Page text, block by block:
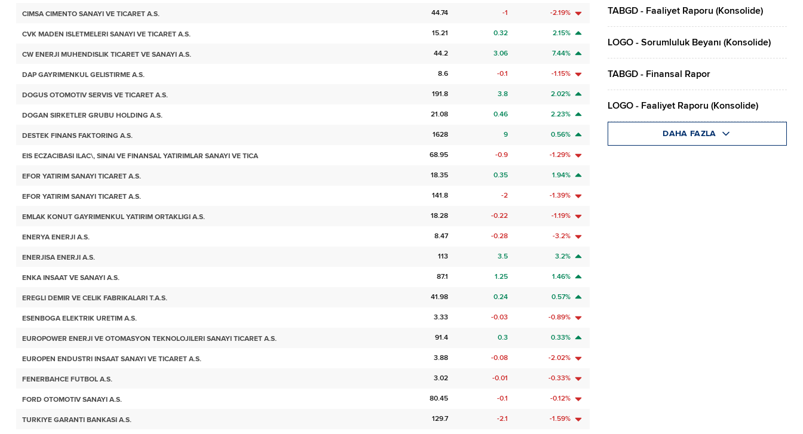
CIMSA CIMENTO SANAYI VE TICARET A.S. 44.74 -1 -2.19%
CVK MADEN ISLETMELERI SANAYI VE TICARET A.S. 15.21 0.32 2.15%
CW ENERJI MUHENDISLIK TICARET VE SANAYI A.S. 44.2 3.06 7.44%
DAP GAYRIMENKUL GELISTIRME A.S. 8.6 -0.1 -1.15%
DOGUS OTOMOTIV SERVIS VE TICARET A.S. 191.8 3.8 2.02%
DOGAN SIRKETLER GRUBU HOLDING A.S. 21.08 0.46 2.23%
DESTEK FINANS FAKTORING A.S. 1628 9 0.56%
EIS ECZACIBASI ILAC\, SINAI VE FINANSAL YATIRIMLAR SANAYI VE TICA 68.95 -0.9 -1.29%
EFOR YATIRIM SANAYI TICARET A.S. 18.35 0.35 1.94%
EFOR YATIRIM SANAYI TICARET A.S. 141.8 -2 -1.39%
EMLAK KONUT GAYRIMENKUL YATIRIM ORTAKLIGI A.S. 18.28 -0.22 -1.19%
ENERYA ENERJI A.S. 8.47 -0.28 -3.2%
ENERJISA ENERJI A.S. 113 3.5 3.2%
ENKA INSAAT VE SANAYI A.S. 87.1 1.25 1.46%
EREGLI DEMIR VE CELIK FABRIKALARI T.A.S. 41.98 0.24 0.57%
ESENBOGA ELEKTRIK URETIM A.S. 3.33 -0.03 -0.89%
EUROPOWER ENERJI VE OTOMASYON TEKNOLOJILERI SANAYI TICARET A.S. 91.4 0.3 0.33%
EUROPEN ENDUSTRI INSAAT SANAYI VE TICARET A.S. 3.88 -0.08 -2.02%
FENERBAHCE FUTBOL A.S. 3.02 -0.01 -0.33%
FORD OTOMOTIV SANAYI A.S. 80.45 -0.1 -0.12%
TURKIYE GARANTI BANKASI A.S. 129.7 -2.1 -1.59%
TABGD - Faaliyet Raporu (Konsolide)
LOGO - Sorumluluk Beyanı (Konsolide)
TABGD - Finansal Rapor
LOGO - Faaliyet Raporu (Konsolide)
DAHA FAZLA